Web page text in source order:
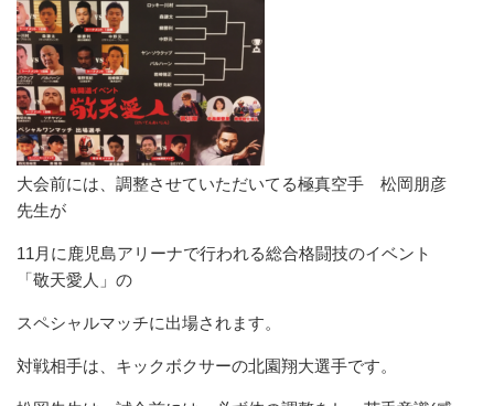
大会前には、調整させていただいてる極真空手 松岡朋彦
先生が
11月に鹿児島アリーナで行われる総合格闘技のイベント
「敬天愛人」の
スペシャルマッチに出場されます。
対戦相手は、キックボクサーの北園翔大選手です。